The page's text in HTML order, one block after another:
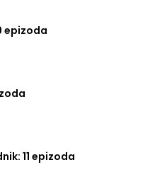
epizoda
11 epizoda